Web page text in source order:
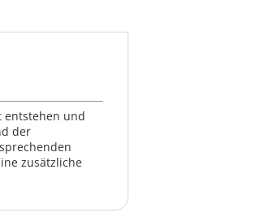
entstehen und
der
zusätzliche